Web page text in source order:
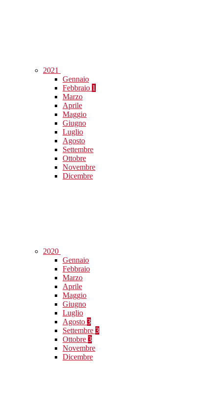
2021
Gennaio
Febbraio 1
Marzo
Aprile
Maggio
Giugno
Luglio
Agosto
Settembre
Ottobre
Novembre
Dicembre
2020
Gennaio
Febbraio
Marzo
Aprile
Maggio
Giugno
Luglio
Agosto 3
Settembre 3
Ottobre 3
Novembre
Dicembre